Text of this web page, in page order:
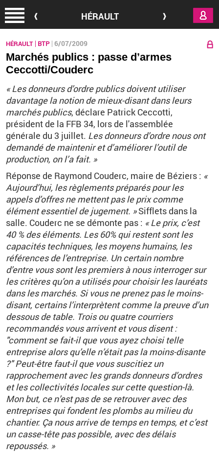
HÉRAULT
HÉRAULT BTP 6/07/2009
Marchés publics : passe d’armes
Ceccotti/Couderc
« Les donneurs d’ordre publics doivent utiliser
davantage la notion de mieux-disant dans leurs
marchés publics, déclare Patrick Ceccotti,
président de la FFB 34, lors de l'assemblée
générale du 3 juillet. Les donneurs d’ordre nous ont
demandé de maintenir et d’améliorer l’outil de
production, on l’a fait. »
Réponse de Raymond Couderc, maire de Béziers : «
Aujourd’hui, les règlements préparés pour les
appels d’offres ne mettent pas le prix comme
élément essentiel de jugement. »Sifflets dans la
salle. Couderc ne se démonte pas : « Le prix, c’est
40 % des éléments. Les 60% qui restent sont les
capacités techniques, les moyens humains, les
références de l’entreprise. Un certain nombre
d’entre vous sont les premiers à nous interroger sur
les critères qu’on a utilisés pour choisir les lauréats
dans les marchés. Si vous ne prenez pas le moins-
disant, certains l’interprètent comme la preuve d’un
dessous de table. Trois ou quatre courriers
recommandés vous arrivent et vous disent :
"comment se fait-il que vous ayez choisi telle
entreprise alors qu’elle n’était pas la moins-disante
?" Peut-être faut-il que vous suscitiez un
rapprochement avec les grands donneurs d’ordres
et les collectivités locales sur cette question-là.
Mon but, ce n’est pas de se retrouver avec des
entreprises qui fondent les plombs au milieu du
chantier. Ça nous arrive de temps en temps, et c’est
un casse-tête pas possible, avec des délais
repoussés. »